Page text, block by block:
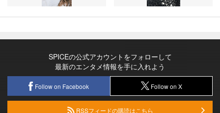
SPICEの公式アカウントをフォローして
最新のエンタメ情報を手に入れよう
Follow on Facebook Follow on X
RSSフィードの購読はこちら